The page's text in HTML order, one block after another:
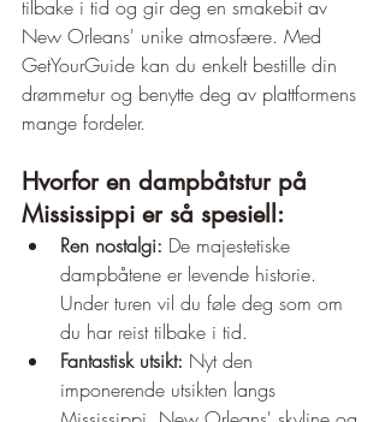
tilbake i tid og gir deg en smakebit av
New Orleans' unike atmosfære. Med
GetYourGuide kan du enkelt bestille din
drømmetur og benytte deg av plattformens
mange fordeler.
Hvorfor en dampbåtstur på
Mississippi er så spesiell:
Ren nostalgi: De majestetiske
dampbåtene er levende historie.
Under turen vil du føle deg som om
du har reist tilbake i tid.
Fantastisk utsikt: Nyt den
imponerende utsikten langs